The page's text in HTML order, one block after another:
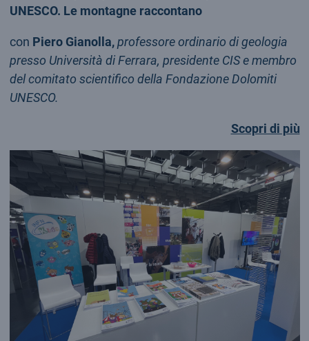
UNESCO. Le montagne raccontano
con Piero Gianolla, professore ordinario di geologia
presso Università di Ferrara, presidente CIS e membro
del comitato scientifico della Fondazione Dolomiti
UNESCO.
Scopri di più